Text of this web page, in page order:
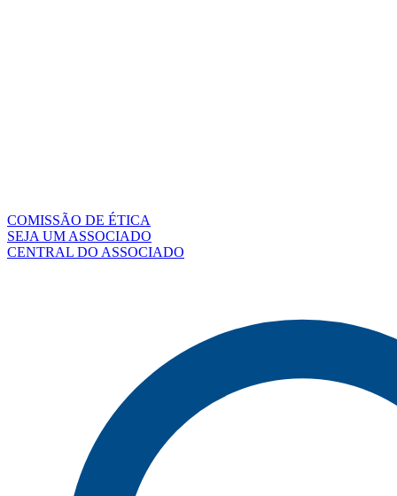
COMISSÃO DE ÉTICA
SEJA UM ASSOCIADO
CENTRAL DO ASSOCIADO